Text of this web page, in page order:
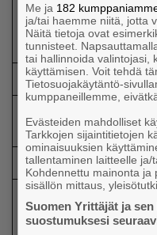
Loimaa
Suomen
nus Oy
Mariehamn Trean ab
Merikarvia
Capital Oy
Nurmijärvi Kamtek
Asianajotoi
misto
Me ja 182
ja/tai haemme niitä, jotta
Näitä tietoja ovat
tunnisteet.
tai hallinnoida valintojasi,
käyttämisen. Voit tehdä
Tietosuojakäytäntö-
kumppaneillemme,
Evästeiden mahdolliset
Tarkkojen sijaintitietojen
ominaisuuksien
tallentaminen laitteelle ja/
Kohdennettu mainonta ja
sisällön mittaus,
Suomen Yrittäjät ja
suostumuksesi